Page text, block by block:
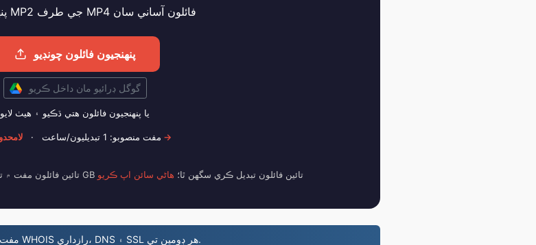
پنهنجو بدلايو MP2 جي طرف MP4 فائلون آساني سان
پنھنجيون فائلون چونڊيو
گوگل ڊرائيو مان داخل ڪريو
يا پنھنجيون فائلون ھتي ڌڪيو ۽ ھيٺ لايو
مفت منصوبو: 1 تبديليون/ساعت · لامحدود وڃو →
1 GB تائين فائلون مفت ۾ تبديل ڪريو، پرو استعمال ڪندڙ 100 GB تائين فائلون تبديل ڪري سگهن ٿا؛ هاڻي سائن اپ ڪريو
- مفت WHOIS رازداري، DNS ۽ SSL هر ڊومين تي.